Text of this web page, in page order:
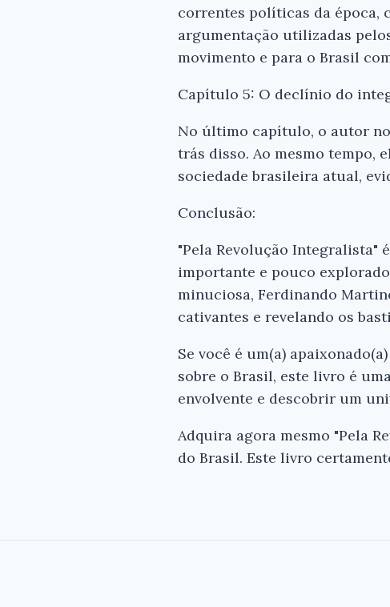
correntes políticas da época,
argumentação utilizadas
movimento e para o Brasil
Capítulo 5: O declínio do
No último capítulo, o autor
trás disso. Ao mesmo tempo,
sociedade brasileira atual,
Conclusão:
"Pela Revolução
importante e pouco
minuciosa, Ferdinando
cativantes e revelando os
Se você é um(a)
sobre o Brasil, este livro é
envolvente e descobrir um
Adquira agora mesmo "Pela
do Brasil. Este livro